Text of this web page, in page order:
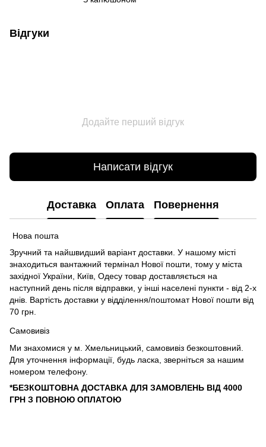
Відгуки
Додайте перший відгук
Написати відгук
Доставка Оплата Повернення
Нова пошта
Зручний та найшвидший варіант доставки. У нашому місті
знаходиться вантажний термінал Нової пошти, тому у міста
західної України, Київ, Одесу товар доставляється на
наступний день після відправки, у інші населені пункти - від 2-х
днів. Вартість доставки у відділення/поштомат Нової пошти від
70 грн.
Самовивіз
Ми знахомися у м. Хмельницький, самовивіз безкоштовний.
Для уточнення інформації, будь ласка, зверніться за нашим
номером телефону.
*БЕЗКОШТОВНА ДОСТАВКА ДЛЯ ЗАМОВЛЕНЬ ВІД 4000
ГРН З ПОВНОЮ ОПЛАТОЮ